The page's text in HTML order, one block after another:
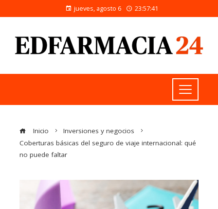
jueves, agosto 6 23:57:41
Inicio
Inversiones y negocios
Coberturas básicas del seguro de viaje internacional: qué
no puede faltar